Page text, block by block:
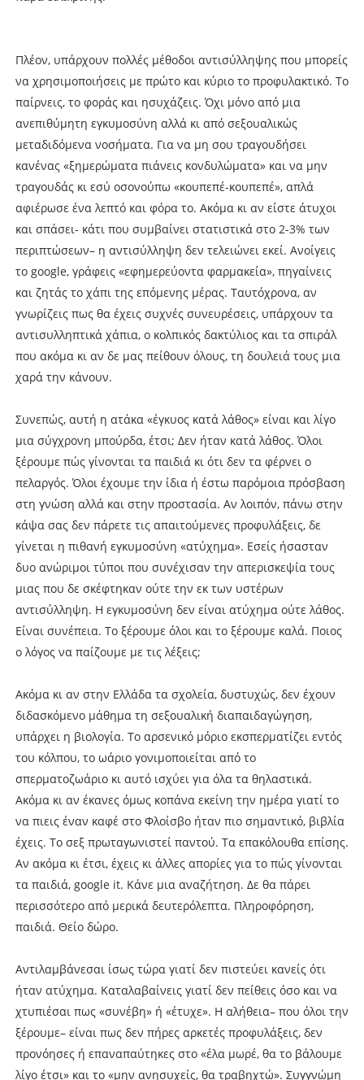
Πλέον, υπάρχουν πολλές μέθοδοι αντισύλληψης που μπορείς
να χρησιμοποιήσεις με πρώτο και κύριο το προφυλακτικό. Το
παίρνεις, το φοράς και ησυχάζεις. Όχι μόνο από μια
ανεπιθύμητη εγκυμοσύνη αλλά κι από σεξουαλικώς
μεταδιδόμενα νοσήματα. Για να μη σου τραγουδήσει
κανένας «ξημερώματα πιάνεις κονδυλώματα» και να μην
τραγουδάς κι εσύ οσονούπω «κουπεπέ-κουπεπέ», απλά
αφιέρωσε ένα λεπτό και φόρα το. Ακόμα κι αν είστε άτυχοι
και σπάσει- κάτι που συμβαίνει στατιστικά στο 2-3% των
περιπτώσεων– η αντισύλληψη δεν τελειώνει εκεί. Ανοίγεις
το google, γράφεις «εφημερεύοντα φαρμακεία», πηγαίνεις
και ζητάς το χάπι της επόμενης μέρας. Ταυτόχρονα, αν
γνωρίζεις πως θα έχεις συχνές συνευρέσεις, υπάρχουν τα
αντισυλληπτικά χάπια, ο κολπικός δακτύλιος και τα σπιράλ
που ακόμα κι αν δε μας πείθουν όλους, τη δουλειά τους μια
χαρά την κάνουν.
Συνεπώς, αυτή η ατάκα «έγκυος κατά λάθος» είναι και λίγο
μια σύγχρονη μπούρδα, έτσι; Δεν ήταν κατά λάθος. Όλοι
ξέρουμε πώς γίνονται τα παιδιά κι ότι δεν τα φέρνει ο
πελαργός. Όλοι έχουμε την ίδια ή έστω παρόμοια πρόσβαση
στη γνώση αλλά και στην προστασία. Αν λοιπόν, πάνω στην
κάψα σας δεν πάρετε τις απαιτούμενες προφυλάξεις, δε
γίνεται η πιθανή εγκυμοσύνη «ατύχημα». Εσείς ήσασταν
δυο ανώριμοι τύποι που συνέχισαν την απερισκεψία τους
μιας που δε σκέφτηκαν ούτε την εκ των υστέρων
αντισύλληψη. Η εγκυμοσύνη δεν είναι ατύχημα ούτε λάθος.
Είναι συνέπεια. Το ξέρουμε όλοι και το ξέρουμε καλά. Ποιος
ο λόγος να παίζουμε με τις λέξεις;
Ακόμα κι αν στην Ελλάδα τα σχολεία, δυστυχώς, δεν έχουν
διδασκόμενο μάθημα τη σεξουαλική διαπαιδαγώγηση,
υπάρχει η βιολογία. Το αρσενικό μόριο εκσπερματίζει εντός
του κόλπου, το ωάριο γονιμοποιείται από το
σπερματοζωάριο κι αυτό ισχύει για όλα τα θηλαστικά.
Ακόμα κι αν έκανες όμως κοπάνα εκείνη την ημέρα γιατί το
να πιεις έναν καφέ στο Φλοίσβο ήταν πιο σημαντικό, βιβλία
έχεις. Το σεξ πρωταγωνιστεί παντού. Τα επακόλουθα επίσης.
Αν ακόμα κι έτσι, έχεις κι άλλες απορίες για το πώς γίνονται
τα παιδιά, google it. Κάνε μια αναζήτηση. Δε θα πάρει
περισσότερο από μερικά δευτερόλεπτα. Πληροφόρηση,
παιδιά. Θείο δώρο.
Αντιλαμβάνεσαι ίσως τώρα γιατί δεν πιστεύει κανείς ότι
ήταν ατύχημα. Καταλαβαίνεις γιατί δεν πείθεις όσο και να
χτυπιέσαι πως «συνέβη» ή «έτυχε». Η αλήθεια– που όλοι την
ξέρουμε– είναι πως δεν πήρες αρκετές προφυλάξεις, δεν
προνόησες ή επαναπαύτηκες στο «έλα μωρέ, θα το βάλουμε
λίγο έτσι» και το «μην ανησυχείς, θα τραβηχτώ». Συγγνώμη